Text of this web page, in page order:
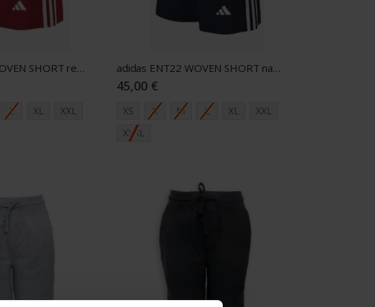
adidas ENT22 WOVEN SHORT red M
L XL
XXL
adidas ENT22 WOVEN SHORT navy M
45,00 €
XS S M L XL
XXL
XXXL